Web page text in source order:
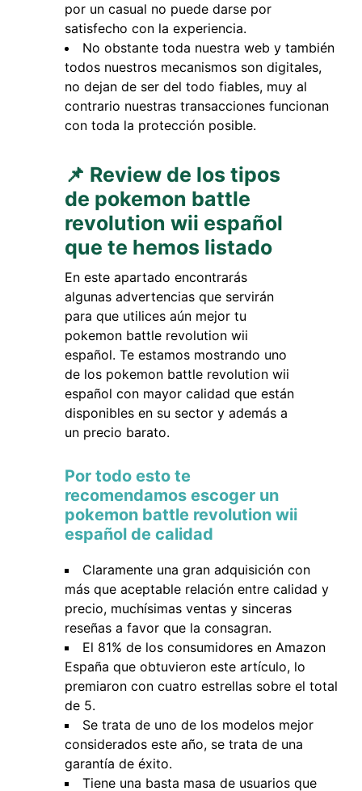
por un casual no puede darse por
satisfecho con la experiencia.
No obstante toda nuestra web y también
todos nuestros mecanismos son digitales,
no dejan de ser del todo fiables, muy al
contrario nuestras transacciones funcionan
con toda la protección posible.
📌 Review de los tipos
de pokemon battle
revolution wii español
que te hemos listado
En este apartado encontrarás
algunas advertencias que servirán
para que utilices aún mejor tu
pokemon battle revolution wii
español. Te estamos mostrando uno
de los pokemon battle revolution wii
español con mayor calidad que están
disponibles en su sector y además a
un precio barato.
Por todo esto te
recomendamos escoger un
pokemon battle revolution wii
español de calidad
Claramente una gran adquisición con
más que aceptable relación entre calidad y
precio, muchísimas ventas y sinceras
reseñas a favor que la consagran.
El 81% de los consumidores en Amazon
España que obtuvieron este artículo, lo
premiaron con cuatro estrellas sobre el total
de 5.
Se trata de uno de los modelos mejor
considerados este año, se trata de una
garantía de éxito.
Tiene una basta masa de usuarios que